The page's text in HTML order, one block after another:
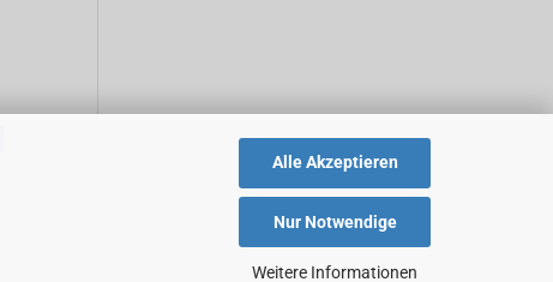
Alle Akzeptieren
Nur Notwendige
Weitere Informationen